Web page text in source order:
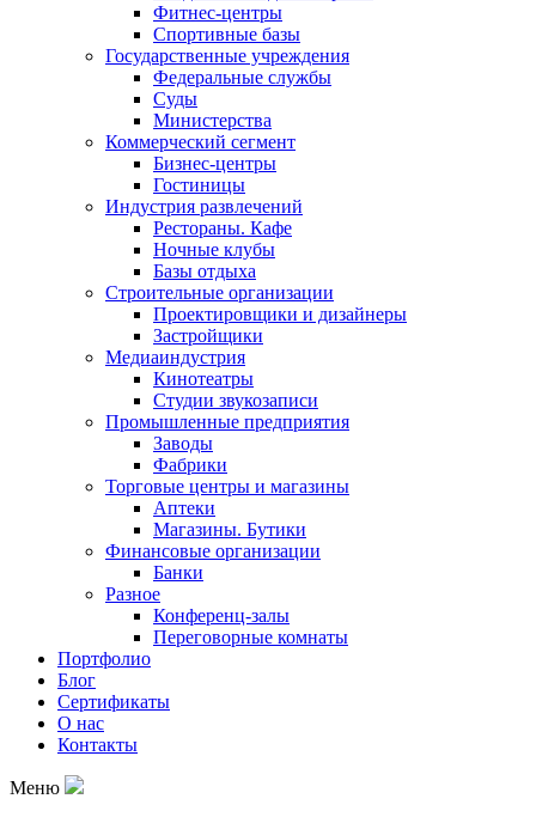
Фитнес-центры
Спортивные базы
Государственные учреждения
Федеральные службы
Суды
Министерства
Коммерческий сегмент
Бизнес-центры
Гостиницы
Индустрия развлечений
Рестораны. Кафе
Ночные клубы
Базы отдыха
Строительные организации
Проектировщики и дизайнеры
Застройщики
Медиаиндустрия
Кинотеатры
Студии звукозаписи
Промышленные предприятия
Заводы
Фабрики
Торговые центры и магазины
Аптеки
Магазины. Бутики
Финансовые организации
Банки
Разное
Конференц-залы
Переговорные комнаты
Портфолио
Блог
Сертификаты
О нас
Контакты
Меню